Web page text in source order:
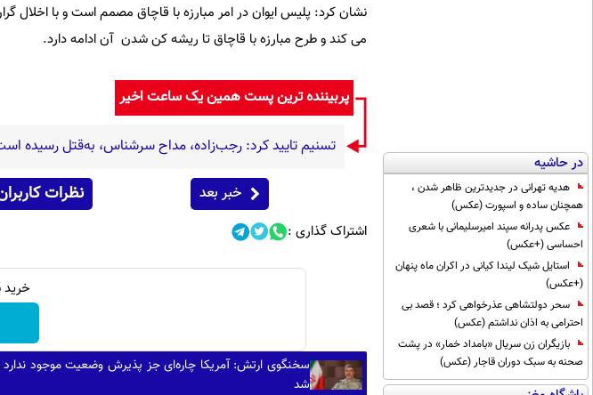
در حاشیه
هدیه تهرانی در جدیدترین ظاهر شدن ،
همچنان ساده و اسپورت (عکس)
عکس پدرانه سپند امیرسلیمانی با شعری
احساسی (+عکس)
استایل شیک لیندا کیانی در اکران ماه پنهان
(+عکس)
سحر دولتشاهی عذرخواهی کرد ؛ قصد بی
احترامی به اذان نداشتم (عکس)
بازیگران زن سریال «بامداد خمار» در پشت
صحنه به سبک دوران قاجار (عکس)
نشان کرد: پلیس ایوان در امر مبارزه با قاچاق مصمم است و با اخلال
می کند و طرح مبارزه با قاچاق تا ریشه کن شدن آن ادامه دارد.
پربیننده ترین پست همین یک ساعت اخیر
تسنیم تایید کرد: رجب‌زاده، مداح سرشناس، به‌قتل رسیده
خبر بعد نظرات
اشتراک گذاری :
خرید
سخنگوی ارتش: آمریکا چاره‌ای جز پذیرش وضعیت موجود
شد